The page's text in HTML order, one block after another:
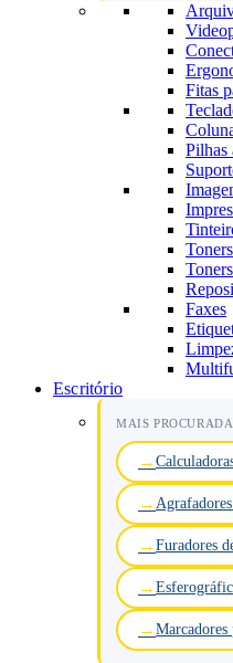
Fitas
Pilhas
Faxes
Escritório
MAIS
Furadores
Marcadores